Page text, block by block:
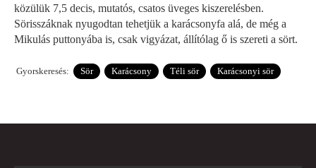
közülük 7,5 decis, mutatós, csatos üveges kiszerelésben.
Sörisszáknak nyugodtan tehetjük a karácsonyfa alá, de még a
Mikulás puttonyába is, csak vigyázat, állítólag ő is szereti a sört.
Gyorskeresés: Sör Karácsony Téli sör Karácsonyi sör